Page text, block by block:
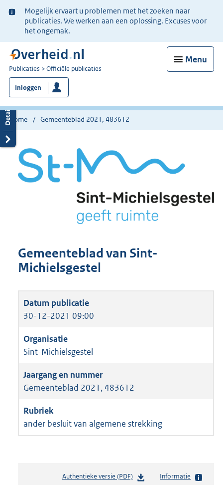
Ter
informatie:
Mogelijk ervaart u problemen met het zoeken naar
publicaties. We werken aan een oplossing. Excuses voor
het ongemak.
Menu
U
bent
nu
hier:
Publicaties Officiële publicaties
Inloggen
Home Gemeenteblad 2021, 483612
Gemeenteblad van Sint-
Michielsgestel
30-12-2021 09:00
Sint-Michielsgestel
Gemeenteblad 2021, 483612
ander besluit van algemene strekking
Authentieke versie (PDF)b
Informatie